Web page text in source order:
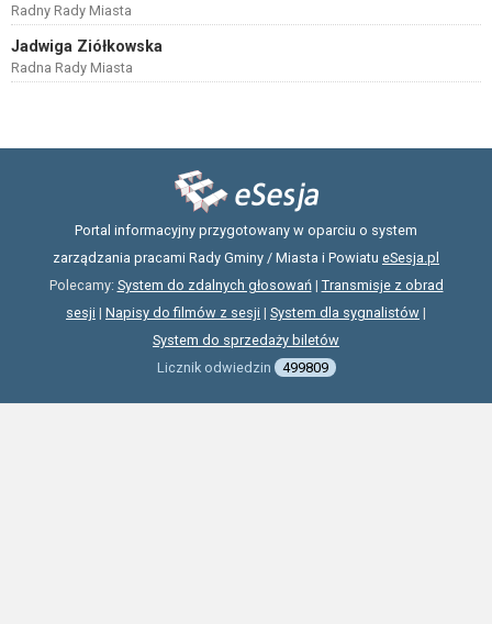
Radny Rady Miasta
Jadwiga Ziółkowska
Radna Rady Miasta
Portal informacyjny przygotowany w oparciu o system
zarządzania pracami Rady Gminy / Miasta i Powiatu eSesja.pl
Polecamy: System do zdalnych głosowań| Transmisje z obrad
sesji | Napisy do filmów z sesji | System dla sygnalistów |
System do sprzedaży biletów
Licznik odwiedzin
499809